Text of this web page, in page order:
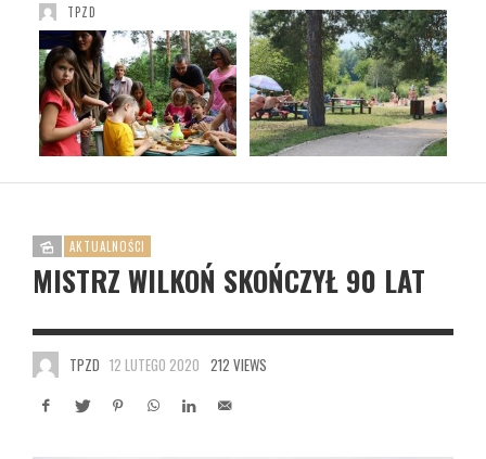
TPZD
AKTUALNOŚCI
MISTRZ WILKOŃ SKOŃCZYŁ 90 LAT
TPZD 12 LUTEGO 2020 212 VIEWS